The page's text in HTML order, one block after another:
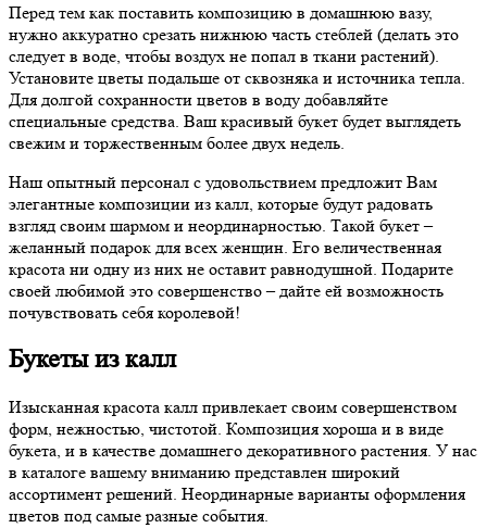
Перед тем как поставить композицию в домашнюю вазу,
нужно аккуратно срезать нижнюю часть стеблей (делать это
следует в воде, чтобы воздух не попал в ткани растений).
Установите цветы подальше от сквозняка и источника тепла.
Для долгой сохранности цветов в воду добавляйте
специальные средства. Ваш красивый букет будет выглядеть
свежим и торжественным более двух недель.
Наш опытный персонал с удовольствием предложит Вам
элегантные композиции из калл, которые будут радовать
взгляд своим шармом и неординарностью. Такой букет –
желанный подарок для всех женщин. Его величественная
красота ни одну из них не оставит равнодушной. Подарите
своей любимой это совершенство – дайте ей возможность
почувствовать себя королевой!
Букеты из калл
Изысканная красота калл привлекает своим совершенством
форм, нежностью, чистотой. Композиция хороша и в виде
букета, и в качестве домашнего декоративного растения. У нас
в каталоге вашему вниманию представлен широкий
ассортимент решений. Неординарные варианты оформления
цветов под самые разные события.